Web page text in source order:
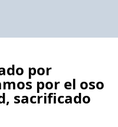
por
por el oso
sacrificado